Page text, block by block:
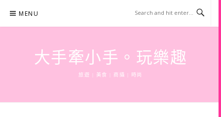
content
MENU
大手牽小手。玩樂趣
旅遊 | 美食 | 商攝 | 時尚